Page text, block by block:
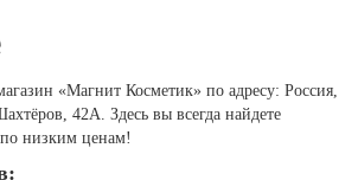
«Магнит Косметик» по адресу: Россия,
42А. Здесь вы всегда найдете
по низким ценам!